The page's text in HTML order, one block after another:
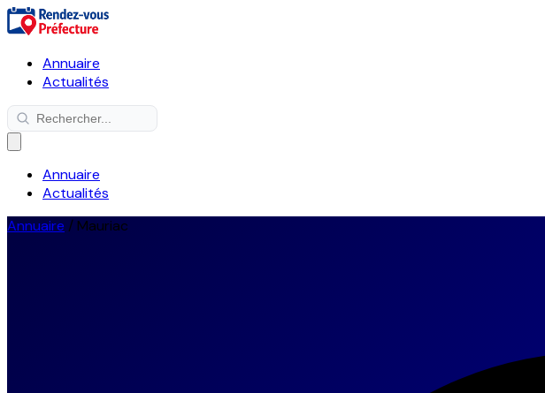
Annuaire
Actualités
Annuaire
Actualités
Annuaire / Mauriac